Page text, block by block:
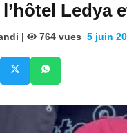
Ledya
| 764 vues 5 juin